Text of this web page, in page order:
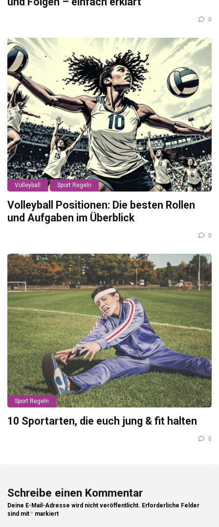
0
Volleyball Sport Regeln
Volleyball Positionen: Die besten Rollen
und Aufgaben im Überblick
0
Sport Regeln
10 Sportarten, die euch jung & fit halten
0
Schreibe einen Kommentar
Deine E-Mail-Adresse wird nicht veröffentlicht. Erforderliche Felder
sind mit * markiert